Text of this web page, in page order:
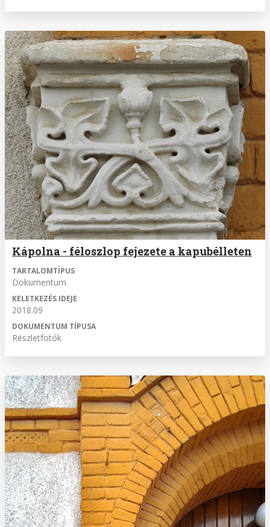
Kápolna - féloszlop fejezete a kapubélleten
TARTALOMTÍPUS
Dokumentum
KELETKEZÉS IDEJE
2018.09
DOKUMENTUM TÍPUSA
Részletfotók